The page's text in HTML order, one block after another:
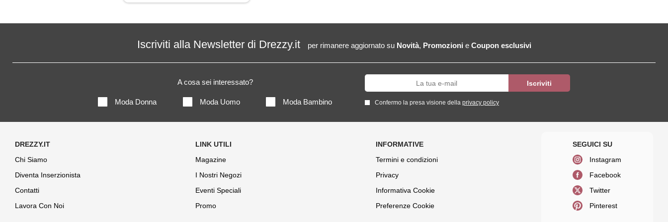
Iscriviti alla Newsletter di Drezzy.it per rimanere aggiornato su Novità, Promozioni e Coupon esclusivi
A cosa sei interessato?
Moda Donna Moda Uomo Moda Bambino Confermo la presa visione della privacy policy
Chi Siamo
Diventa Inserzionista
Contatti
Lavora Con Noi
Magazine
I Nostri Negozi
Eventi Speciali
Promo
Termini e condizioni
Privacy
Informativa Cookie
Preferenze Cookie
Instagram
Facebook
Twitter
Pinterest